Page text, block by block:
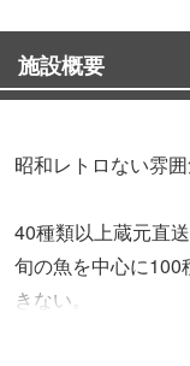
施設概要
昭和レトロない雰
40種類以上蔵元直
旬の魚を中心に100
きない。
飲んで食べて